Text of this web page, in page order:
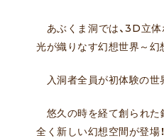
あぶくま洞では、3D立
光が織りなす幻想世界～
入洞者全員が初体験の世
悠久の時を経て創られた
全く新しい幻想空間が登場！